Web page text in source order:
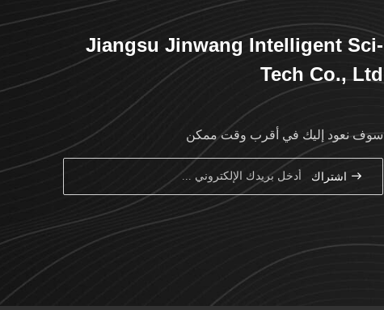
Jiangsu Jinwang Intelligent Sci-
Tech Co., Ltd
سوف نعود إليك في أقرب وقت ممكن
اشتراك